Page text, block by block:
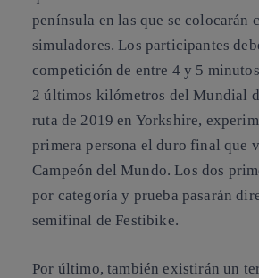
península en las que se colocarán
simuladores. Los participantes
competición de entre 4 y 5
2 últimos kilómetros del Mundial
ruta de 2019 en Yorkshire,
primera persona el duro final que
Campeón del Mundo. Los dos
por categoría y prueba pasarán
semifinal de Festibike.
Por último, también existirán un